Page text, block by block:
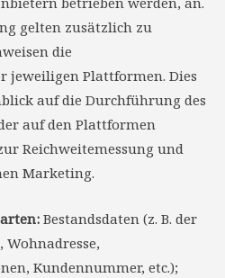
gelten zusätzlich zu
die
jeweiligen Plattformen. Dies
auf die Durchführung des
auf den Plattformen
Reichweitemessung und
Marketing.
Bestandsdaten (z. B. der
Kundennummer, etc.);